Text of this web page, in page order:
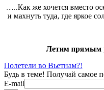
…..Как же хочется вместо
и махнуть туда, где яркое
Летим прямым
Полетели во Вьетнам?!
E-mail